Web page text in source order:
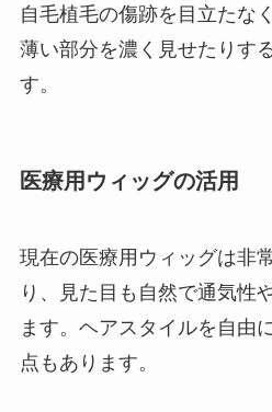
自毛植毛の傷跡を目立たな
薄い部分を濃く見せたりす
す。
医療用ウィッグの活用
現在の医療用ウィッグは非
り、見た目も自然で通気性
ます。ヘアスタイルを自由
点もあります。